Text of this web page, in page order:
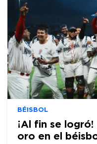
BÉISBOL
¡Al fin se logró!
oro en el